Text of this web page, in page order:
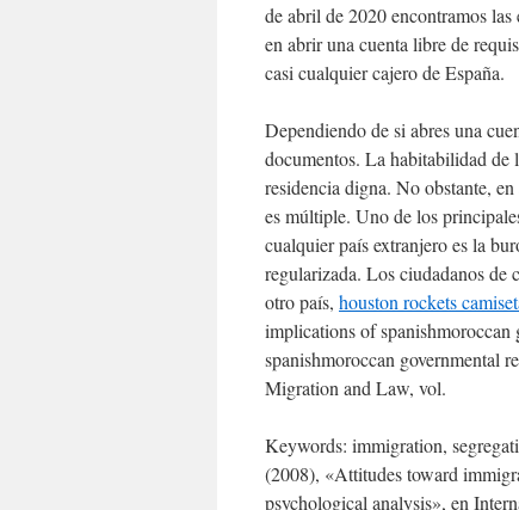
de abril de 2020 encontramos las
en abrir una cuenta libre de
casi cualquier cajero de España.
Dependiendo de si abres una
documentos. La habitabilidad de
residencia digna. No obstante,
es múltiple. Uno de los
cualquier país extranjero es la
regularizada. Los ciudadanos de
otro país, houston rockets
implications of
spanishmoroccan governmental
Migration and Law, vol.
Keywords: immigration,
(2008), «Attitudes toward
psychological analysis», en